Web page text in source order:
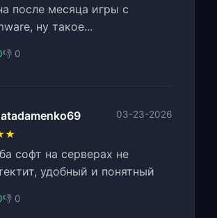
после месяца игры с
ну такое...
👎 0
03-23-2026
софт на серверах не
удобный и понятный
👎 0